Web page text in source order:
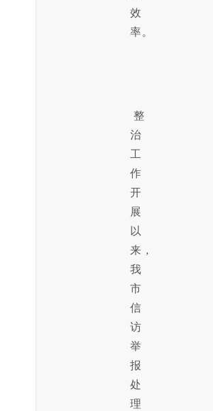
效
率。
整
治
工
作
开
展
以
来，
我
市
信
访
举
报
处
理